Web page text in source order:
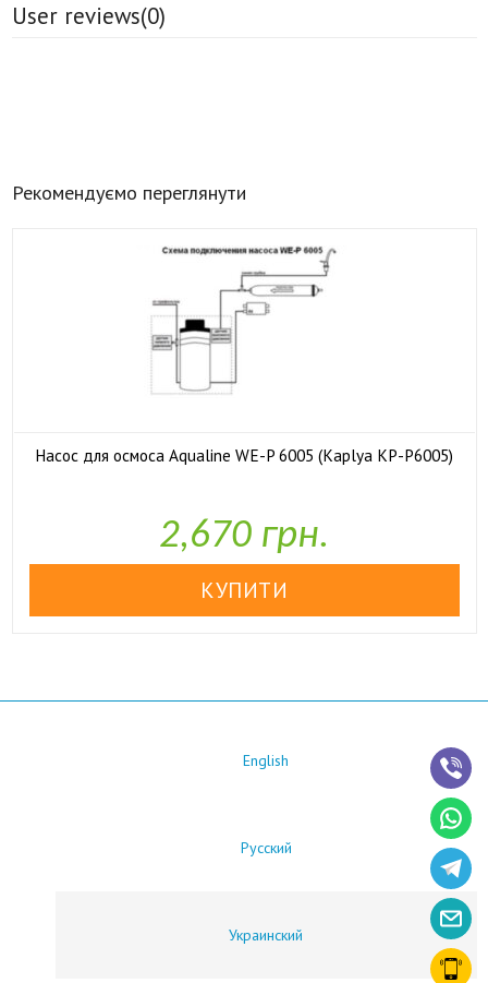
User reviews(0)
Рекомендуємо переглянути
Насос для осмоса Aqualine WE-P 6005 (Kaplya KP-P6005)
2,670 грн.
English
Русский
Украинский